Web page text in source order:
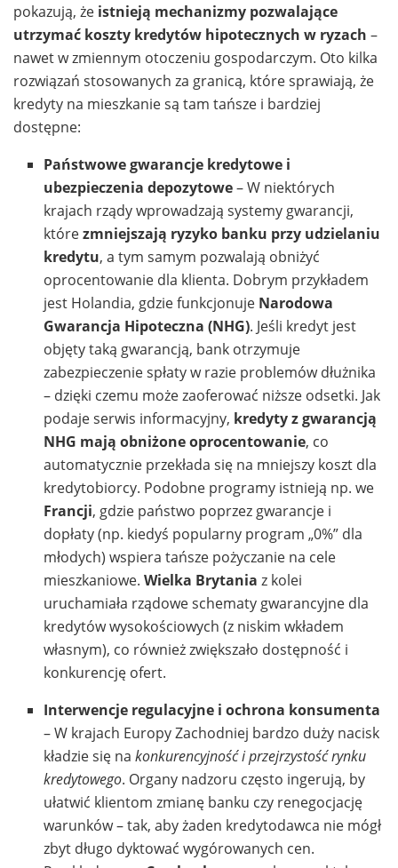
pokazują, że istnieją mechanizmy pozwalające
utrzymać koszty kredytów hipotecznych w ryzach –
nawet w zmiennym otoczeniu gospodarczym. Oto kilka
rozwiązań stosowanych za granicą, które sprawiają, że
kredyty na mieszkanie są tam tańsze i bardziej
dostępne:
Państwowe gwarancje kredytowe i
ubezpieczenia depozytowe– W niektórych
krajach rządy wprowadzają systemy gwarancji,
którezmniejszają ryzyko banku przy udzielaniu
kredytu, a tym samym pozwalają obniżyć
oprocentowanie dla klienta. Dobrym przykładem
jest Holandia, gdzie funkcjonuje Narodowa
Gwarancja Hipoteczna (NHG). Jeśli kredyt jest
objęty taką gwarancją, bank otrzymuje
zabezpieczenie spłaty w razie problemów dłużnika
– dzięki czemu może zaoferować niższe odsetki. Jak
podaje serwis informacyjny, kredyty z gwarancją
NHG mają obniżone oprocentowanie, co
automatycznie przekłada się na mniejszy koszt dla
kredytobiorcy. Podobne programy istnieją np. we
Francji, gdzie państwo poprzez gwarancje i
dopłaty (np. kiedyś popularny program „0%” dla
młodych) wspiera tańsze pożyczanie na cele
mieszkaniowe.Wielka Brytania z kolei
uruchamiała rządowe schematy gwarancyjne dla
kredytów wysokościowych (z niskim wkładem
własnym), co również zwiększało dostępność i
konkurencję ofert.
Interwencje regulacyjne i ochrona konsumenta
– W krajach Europy Zachodniej bardzo duży nacisk
kładzie się nakonkurencyjność i przejrzystość rynku
kredytowego. Organy nadzoru często ingerują, by
ułatwić klientom zmianę banku czy renegocjację
warunków – tak, aby żaden kredytodawca nie mógł
zbyt długo dyktować wygórowanych cen.